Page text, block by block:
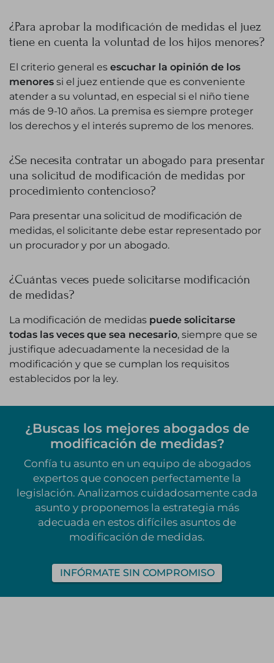
¿Para aprobar la modificación de medidas el juez
tiene en cuenta la voluntad de los hijos menores?
El criterio general es escuchar la opinión de los
menores si el juez entiende que es conveniente
atender a su voluntad, en especial si el niño tiene
más de 9-10 años. La premisa es siempre proteger
los derechos y el interés supremo de los menores.
¿Se necesita contratar un abogado para presentar
una solicitud de modificación de medidas por
procedimiento contencioso?
Para presentar una solicitud de modificación de
medidas, el solicitante debe estar representado por
un procurador y por un abogado.
¿Cuántas veces puede solicitarse modificación
de medidas?
La modificación de medidas puede solicitarse
todas las veces que sea necesario, siempre que se
justifique adecuadamente la necesidad de la
modificación y que se cumplan los requisitos
establecidos por la ley.
¿Buscas los mejores abogados de
modificación de medidas?
Confía tu asunto en un equipo de abogados
expertos que conocen perfectamente la
legislación. Analizamos cuidadosamente cada
asunto y proponemos la estrategia más
adecuada en estos difíciles asuntos de
modificación de medidas.
INFÓRMATE SIN COMPROMISO